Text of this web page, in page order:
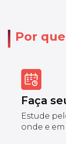
Por
Faça
Estude
onde e